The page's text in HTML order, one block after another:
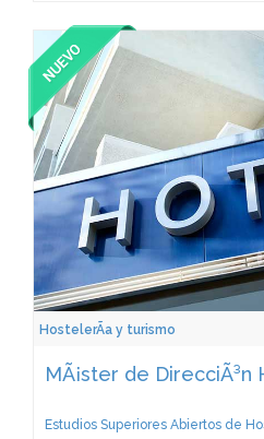
HostelerÃ­a y turismo
MÃ¡ster de
Estudios Superiores Abiertos de